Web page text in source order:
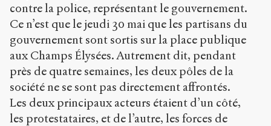
contre la police, représentant le gouvernement.
Ce n’est que le jeudi 30 mai que les partisans du
gouvernement sont sortis sur la place publique
aux Champs Élysées. Autrement dit, pendant
près de quatre semaines, les deux pôles de la
société ne se sont pas directement affrontés.
Les deux principaux acteurs étaient d’un côté,
les protestataires, et de l’autre, les forces de